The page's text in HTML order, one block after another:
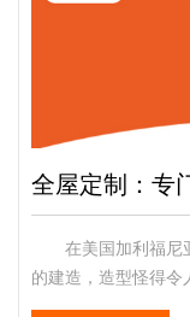
在美国加利福尼亚
的建造，造型怪得
的家具定制服务，包